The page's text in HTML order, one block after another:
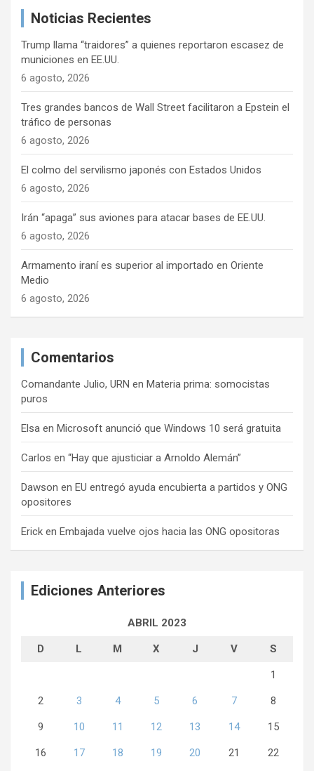
Noticias Recientes
Trump llama “traidores” a quienes reportaron escasez de
municiones en EE.UU.
6 agosto, 2026
Tres grandes bancos de Wall Street facilitaron a Epstein el
tráfico de personas
6 agosto, 2026
El colmo del servilismo japonés con Estados Unidos
6 agosto, 2026
Irán “apaga” sus aviones para atacar bases de EE.UU.
6 agosto, 2026
Armamento iraní es superior al importado en Oriente
Medio
6 agosto, 2026
Comentarios
Comandante Julio, URN en Materia prima: somocistas
puros
Elsa en Microsoft anunció que Windows 10 será gratuita
Carlos en “Hay que ajusticiar a Arnoldo Alemán”
Dawson en EU entregó ayuda encubierta a partidos y ONG
opositores
Erick en Embajada vuelve ojos hacia las ONG opositoras
Ediciones Anteriores
ABRIL 2023
D L M X J V S
1
2 3 4 5 6 7 8
9 10 11 12 13 14 15
16 17 18 19 20 21 22